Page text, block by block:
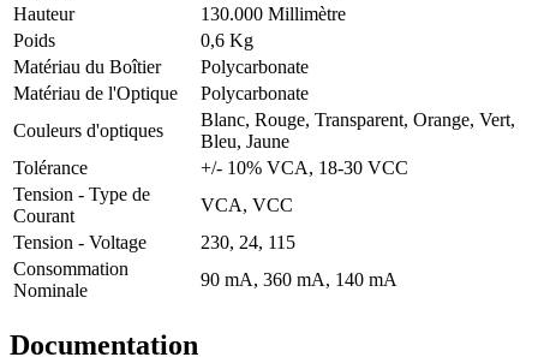
Hauteur
130.000 Millimètre
Poids
0,6 Kg
Matériau du Boîtier
Polycarbonate
Matériau de l'Optique
Polycarbonate
Couleurs d'optiques
Blanc, Rouge, Transparent, Orange, Vert,
Bleu, Jaune
Tolérance
+/- 10% VCA, 18-30 VCC
Tension - Type de
Courant
VCA, VCC
Tension - Voltage
230, 24, 115
Consommation
Nominale
90 mA, 360 mA, 140 mA
Documentation